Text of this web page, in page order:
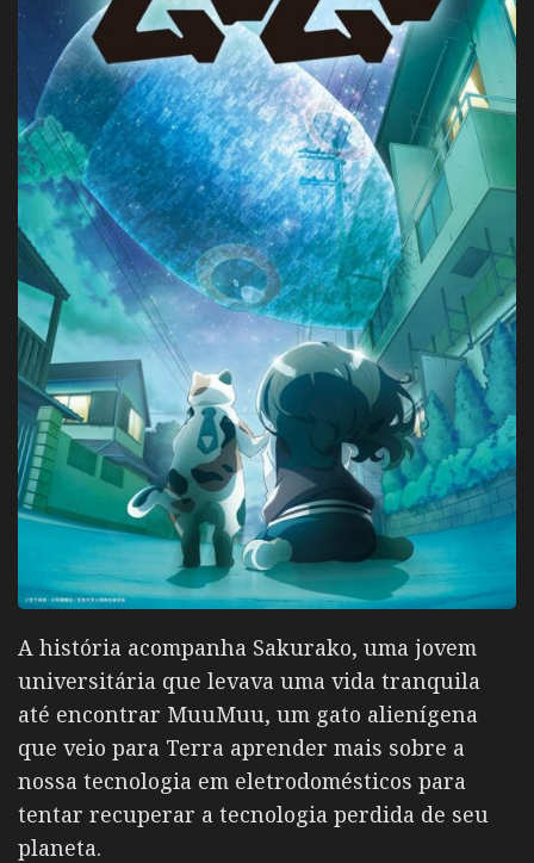
A história acompanha Sakurako, uma jovem
universitária que levava uma vida tranquila
até encontrar MuuMuu, um gato alienígena
que veio para Terra aprender mais sobre a
nossa tecnologia em eletrodomésticos para
tentar recuperar a tecnologia perdida de seu
planeta.